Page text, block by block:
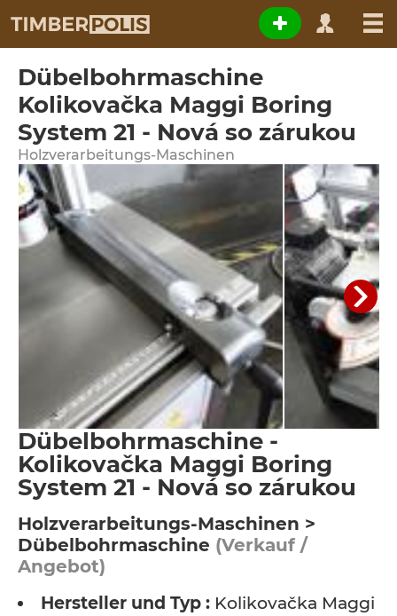
Dübelbohrmaschine
Kolikovačka Maggi Boring
System 21 - Nová so zárukou
Holzverarbeitungs-Maschinen
Dübelbohrmaschine -
Kolikovačka Maggi Boring
System 21 - Nová so zárukou
Holzverarbeitungs-Maschinen >
Dübelbohrmaschine (Verkauf /
Angebot)
Hersteller und Typ : Kolikovačka Maggi